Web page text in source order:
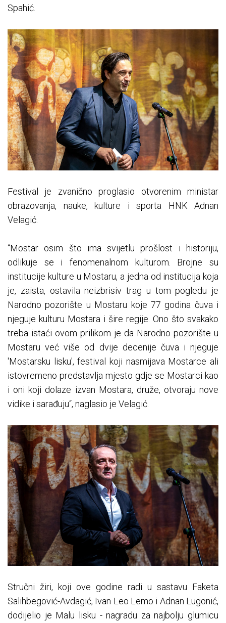
Spahić.
Festival je zvanično proglasio otvorenim ministar
obrazovanja, nauke, kulture i sporta HNK Adnan
Velagić.
“Mostar osim što ima svijetlu prošlost i historiju,
odlikuje se i fenomenalnom kulturom. Brojne su
institucije kulture u Mostaru, a jedna od institucija koja
je, zaista, ostavila neizbrisiv trag u tom pogledu je
Narodno pozorište u Mostaru koje 77 godina čuva i
njeguje kulturu Mostara i šire regije. Ono što svakako
treba istaći ovom prilikom je da Narodno pozorište u
Mostaru već više od dvije decenije čuva i njeguje
'Mostarsku lisku', festival koji nasmijava Mostarce ali
istovremeno predstavlja mjesto gdje se Mostarci kao
i oni koji dolaze izvan Mostara, druže, otvoraju nove
vidike i sarađuju“, naglasio je Velagić.
Stručni žiri, koji ove godine radi u sastavu Faketa
Salihbegović-Avdagić, Ivan Leo Lemo i Adnan Lugonić,
dodijelio je Malu lisku - nagradu za najbolju glumicu